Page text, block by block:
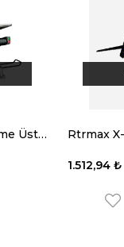
Rtrmax Gönye Kesme Üstten Tablalı 250Mm. 1800 W.
1.512,94 ₺